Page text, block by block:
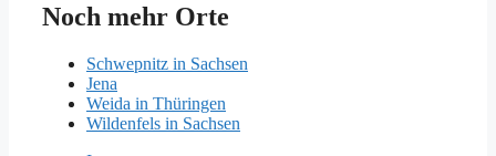
Noch mehr Orte
Schwepnitz in Sachsen
Jena
Weida in Thüringen
Wildenfels in Sachsen